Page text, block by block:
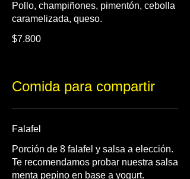
Pollo, champiñones, pimentón, cebolla
caramelizada, queso.
$7.800
Comida para compartir
Falafel
Porción de 8 falafel y salsa a elección.
Te recomendamos probar nuestra salsa
menta pepino en base a yogurt.